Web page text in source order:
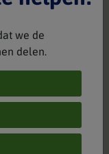
1.2
we de
delen.